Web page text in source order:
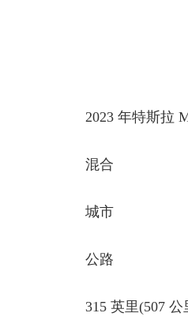
2023 年特斯拉
混合
城市
公路
315 英里(507 公